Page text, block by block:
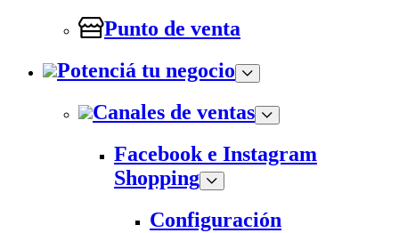
Punto de venta
Potenciá tu negocio
Canales de ventas
Facebook e Instagram
Shopping
Configuración